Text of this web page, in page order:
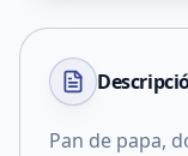
Pan de papa,